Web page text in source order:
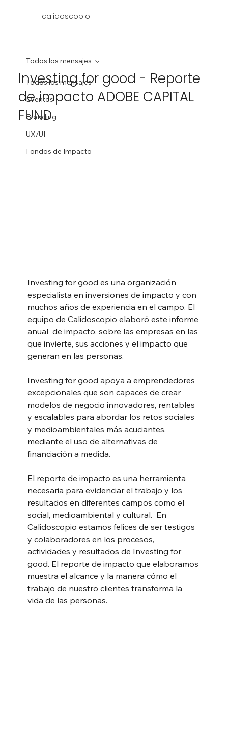
calidoscopio
Todos los mensajes
Eventos
Branding
UX/UI
Fondos de Impacto
Todos los mensajes
Investing for good - Reporte
de impacto ADOBE CAPITAL
FUND
Investing for good es una organización
especialista en inversiones de impacto y con
muchos años de experiencia en el campo. El
equipo de Calidoscopio elaboró este informe
anual  de impacto, sobre las empresas en las
que invierte, sus acciones y el impacto que
generan en las personas.
Investing for good apoya a emprendedores
excepcionales que son capaces de crear
modelos de negocio innovadores, rentables
y escalables para abordar los retos sociales
y medioambientales más acuciantes,
mediante el uso de alternativas de
financiación a medida.
El reporte de impacto es una herramienta
necesaria para evidenciar el trabajo y los
resultados en diferentes campos como el
social, medioambiental y cultural.  En
Calidoscopio estamos felices de ser testigos
y colaboradores en los procesos,
actividades y resultados de Investing for
good. El reporte de impacto que elaboramos
muestra el alcance y la manera cómo el
trabajo de nuestro clientes transforma la
vida de las personas.